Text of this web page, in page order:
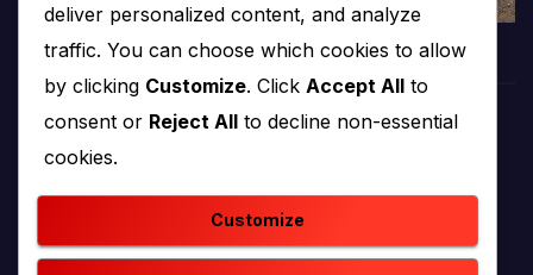
produkcija i emitiranje tv programa
deliver personalized content, and analyze
traffic. You can choose which cookies to allow
by clicking Customize. Click Accept All to
consent or Reject All to decline non-essential
cookies.
Customize